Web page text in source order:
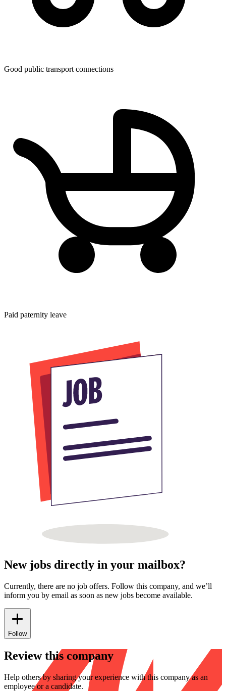
Good public transport connections
Paid paternity leave
New jobs directly in your mailbox?
Currently, there are no job offers. Follow this company, and we’ll
inform you by email as soon as new jobs become available.
Follow
Review this company
Help others by sharing your experience with this company as an
employee or a candidate.